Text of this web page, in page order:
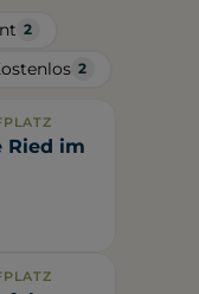
2
2
Ried im